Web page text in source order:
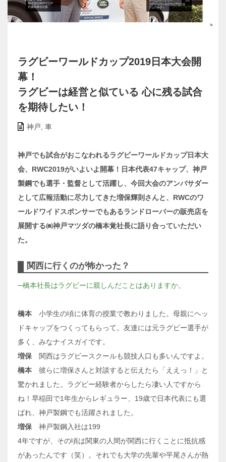
ラグビーワールドカップ2019日本大会開
幕！
ラグビーは経営と似ている 心に残る試合
を期待したい！
神戸, 車
神戸でも試合がおこなわれるラグビーワールドカップ日本大
会、RWC2019がいよいよ開幕！日本代表47キャップ、神戸
製鋼でも選手・監督として活躍し、今回大会のアンバサダー
として広報活動に尽力してきた増保輝則さんと、RWCのワ
ールドワイドスポンサーでもあるランドローバーの販売店を
展開する㈱神戸マツダの橋本覚社長に語り合っていただい
た。
関西に行くのが怖かった？
─橋本社長はラグビーに親しんだことはありますか。
橋本 小学生の頃に体育の授業で教わりました。母親にヘッ
ドキャップをつくってもらって。友達には元ラグビー選手が
多く、みなナイスガイです。
増保 関西はラグビースクールも競技人口も多いんですよ。
橋本 彼らに増保さんと対談すると伝えたら「ええっ！」と
驚かれました。ラグビー経験者からしたら凄い人ですから
ね！早稲田で1年生からレギュラー、19歳で日本代表にも選
ばれ、神戸製鋼でも活躍されました。
増保 神戸製鋼入社は199
4年ですが、その頃は関東の人間が関西に行くことに抵抗感
があったんです（笑）。それでも大学の先輩や平尾さんが熱